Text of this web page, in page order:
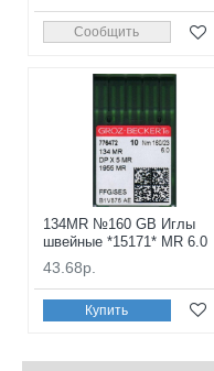
Сообщить
134MR №160 GB Иглы
швейные *15171* MR 6.0
43.68р.
Купить